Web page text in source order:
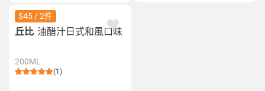
$45 / 2件
丘比 油醋汁日式和風口味
200ML
(1)